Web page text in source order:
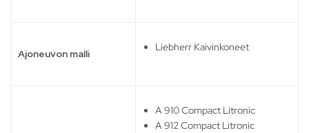
Ajoneuvon malli
Liebherr Kaivinkoneet
A 910 Compact Litronic
A 912 Compact Litronic